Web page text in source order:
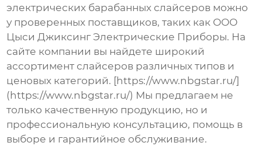
электрических барабанных слайсеров можно
у проверенных поставщиков, таких как ООО
Цыси Джиксинг Электрические Приборы. На
сайте компании вы найдете широкий
ассортимент слайсеров различных типов и
ценовых категорий. [https://www.nbgstar.ru/]
(https://www.nbgstar.ru/) Мы предлагаем не
только качественную продукцию, но и
профессиональную консультацию, помощь в
выборе и гарантийное обслуживание.